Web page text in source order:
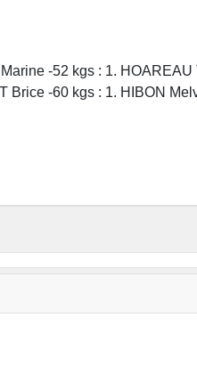
-52 kgs : 1.
Brice -60 kgs : 1. HIBON